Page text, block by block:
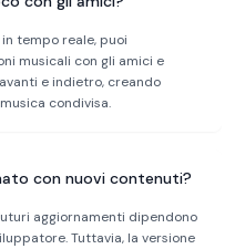
tempo reale, puoi
musicali con gli amici e
e indietro, creando
condivisa.
con nuovi contenuti?
aggiornamenti dipendono
Tuttavia, la versione